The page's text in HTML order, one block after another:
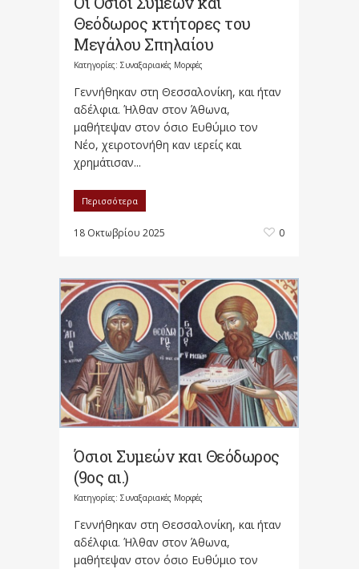
Θεόδωρος κτήτορες του
Μεγάλου Σπηλαίου
Κατηγορίες: Συναξαριακές Μορφές
Γεννήθηκαν στη Θεσσαλονίκη, και ήταν
αδέλφια. Ήλθαν στον Άθωνα,
μαθήτεψαν στον όσιο Ευθύμιο τον
Νέο, χειροτονήθη καν ιερείς και
χρημάτισαν...
Περισσότερα
18 Οκτωβρίου 2025 0
Όσιοι Συμεών και Θεόδωρος
(9ος αι.)
Κατηγορίες: Συναξαριακές Μορφές
Γεννήθηκαν στη Θεσσαλονίκη, και ήταν
αδέλφια. Ήλθαν στον Άθωνα,
μαθήτεψαν στον όσιο Ευθύμιο τον